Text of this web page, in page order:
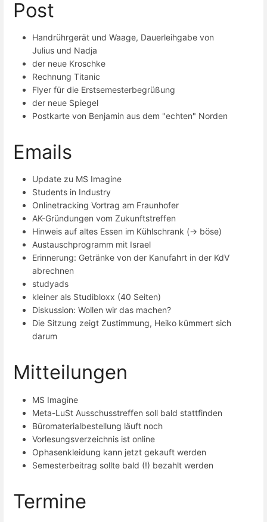
Post
Handrührgerät und Waage, Dauerleihgabe von
Julius und Nadja
der neue Kroschke
Rechnung Titanic
Flyer für die Erstsemesterbegrüßung
der neue Spiegel
Postkarte von Benjamin aus dem "echten" Norden
Emails
Update zu MS Imagine
Students in Industry
Onlinetracking Vortrag am Fraunhofer
AK-Gründungen vom Zukunftstreffen
Hinweis auf altes Essen im Kühlschrank (-> böse)
Austauschprogramm mit Israel
Erinnerung: Getränke von der Kanufahrt in der KdV
abrechnen
studyads
kleiner als Studibloxx (40 Seiten)
Diskussion: Wollen wir das machen?
Die Sitzung zeigt Zustimmung, Heiko kümmert sich
darum
Mitteilungen
MS Imagine
Meta-LuSt Ausschusstreffen soll bald stattfinden
Büromaterialbestellung läuft noch
Vorlesungsverzeichnis ist online
Ophasenkleidung kann jetzt gekauft werden
Semesterbeitrag sollte bald (!) bezahlt werden
Termine